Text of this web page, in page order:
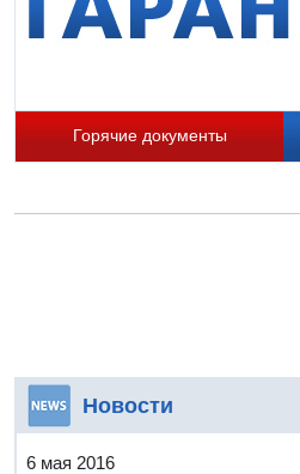
Горячие документы
Новости
6 мая 2016